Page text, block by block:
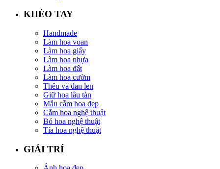
KHÉO TAY
Handmade
Làm hoa voan
Làm hoa giấy
Làm hoa nhựa
Làm hoa đất
Làm hoa cườm
Thêu và đan len
Giữ hoa lâu tàn
Mẫu cắm hoa đẹp
Cắm hoa nghệ thuật
Bó hoa nghệ thuật
Tỉa hoa nghệ thuật
GIẢI TRÍ